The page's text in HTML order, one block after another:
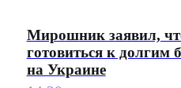
Мирошник заявил,
готовиться к долгим
на Украине